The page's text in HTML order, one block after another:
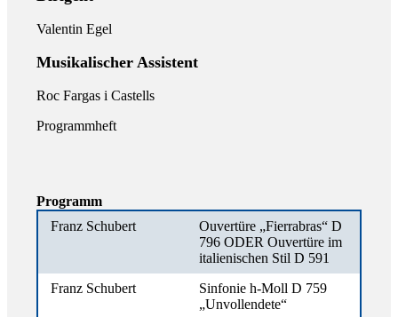
Valentin Egel
Musikalischer Assistent
Roc Fargas i Castells
Programmheft
Programm
Franz Schubert
Ouvertüre „Fierrabras“ D
796 ODER Ouvertüre im
italienischen Stil D 591
Franz Schubert
Sinfonie h-Moll D 759
„Unvollendete“